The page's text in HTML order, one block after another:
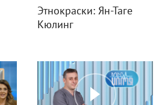
Этнокраски: Ян-Таге
Кюлинг